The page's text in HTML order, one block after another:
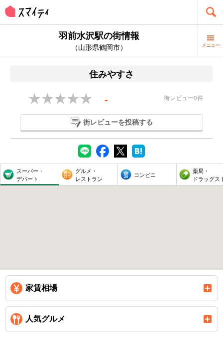
羽前水沢駅の街情報
（山形県鶴岡市） メニュー
住みやすさ
- 街レビュー0件
街レビューを投稿する
スーパー・
デパート
グルメ・
レストラン
コンビニ
薬局・
ドラッグス
家賃相場
人気グルメ